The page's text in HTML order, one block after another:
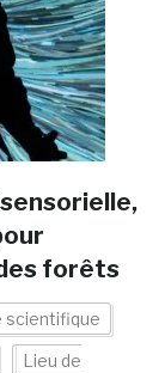
forêts
scientifique
Lieu de